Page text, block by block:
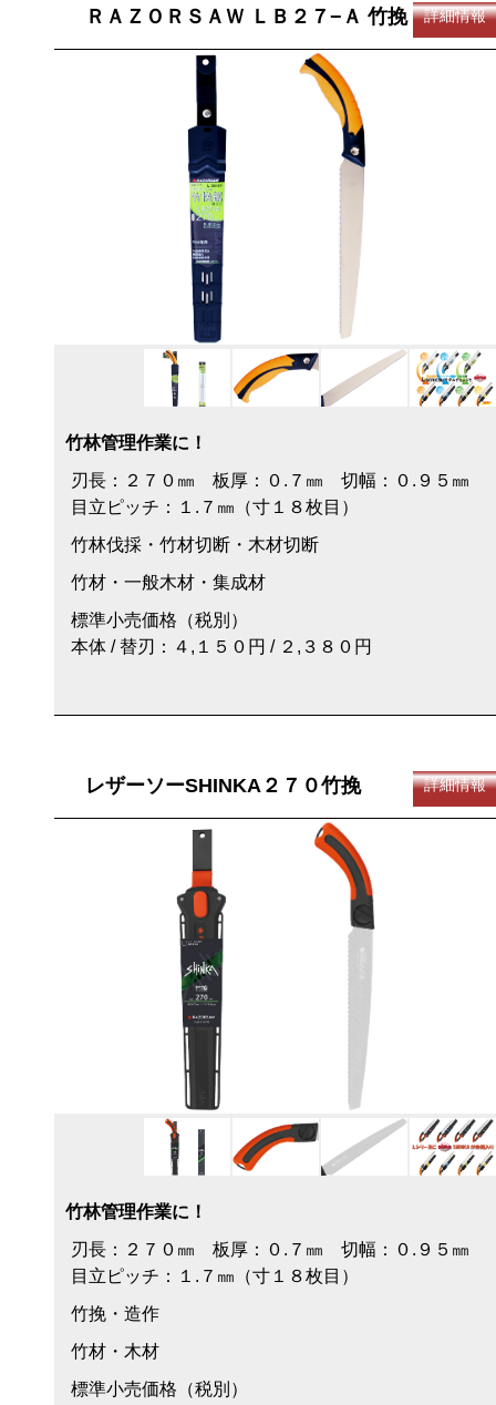
ＲＡＺＯＲＳＡＷ ＬＢ２７−Ａ 竹挽 詳細情報
竹林管理作業に！
刃長：２７０㎜ 板厚：０.７㎜ 切幅：０.９５㎜
目立ピッチ：１.７㎜（寸１８枚目）
竹林伐採・竹材切断・木材切断
竹材・一般木材・集成材
標準小売価格（税別）
本体 / 替刃：４,１５０円 / ２,３８０円
レザーソーSHINKA２７０竹挽 詳細情報
竹林管理作業に！
刃長：２７０㎜ 板厚：０.７㎜ 切幅：０.９５㎜
目立ピッチ：１.７㎜（寸１８枚目）
竹挽・造作
竹材・木材
標準小売価格（税別）